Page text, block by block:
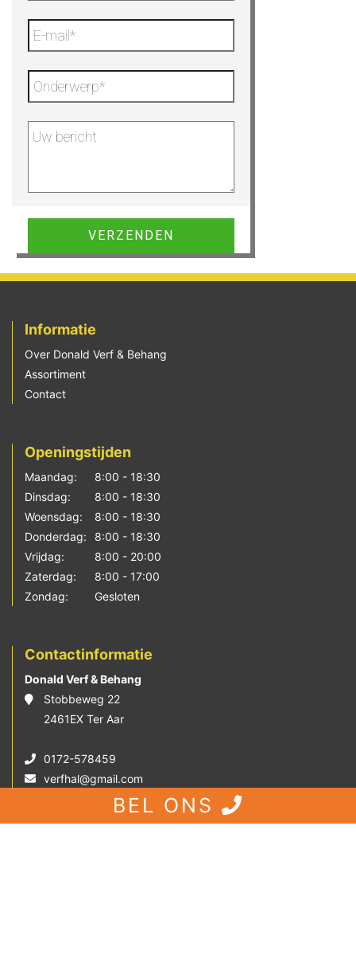
Gelieve dit veld leeg te laten.
Informatie
Over Donald Verf & Behang
Assortiment
Contact
Openingstijden
Maandag:
8:00 - 18:30
Dinsdag:
8:00 - 18:30
Woensdag:
8:00 - 18:30
Donderdag:
8:00 - 18:30
Vrijdag:
8:00 - 20:00
Zaterdag:
8:00 - 17:00
Zondag:
Gesloten
Contactinformatie
Donald Verf & Behang
Stobbeweg 22
2461EX Ter Aar
0172-578459
verfhal@gmail.com
BEL ONS